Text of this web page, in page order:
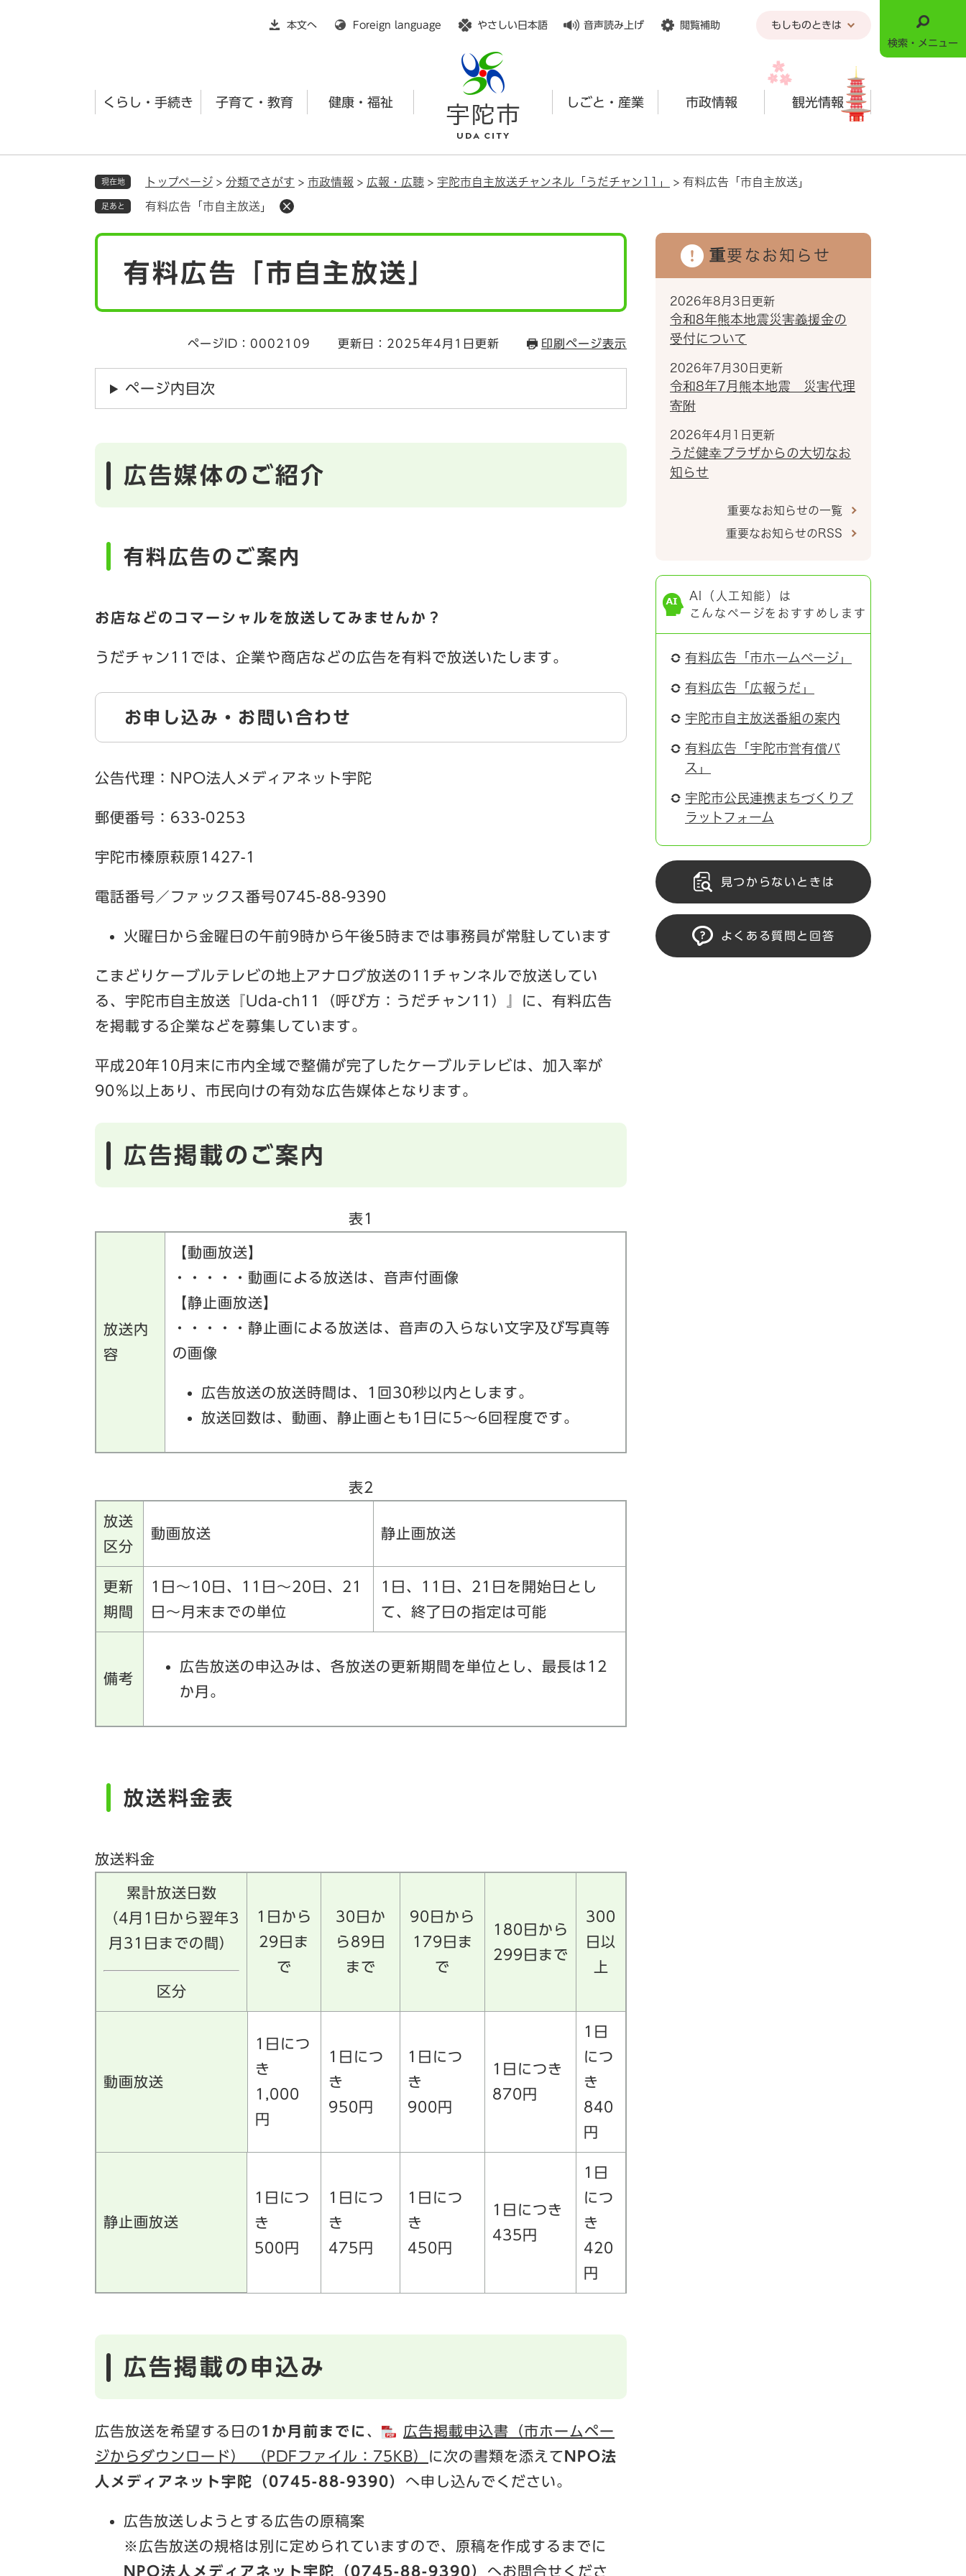
本文へ
Foreign language やさしい日本語 音声読み上げ 閲覧補助 もしものときは
くらし・手続き 子育て・教育 健康・福祉 しごと・産業 市政情報 観光情報
検索・メニュー
現在地 トップページ > 分類でさがす > 市政情報 > 広報・広聴 > 宇陀市自主放送チャンネル「うだチャン11」 > 有料広告「市自主放送」
足あと 有料広告「市自主放送」
有料広告「市自主放送」
ページID：0002109 更新日：2025年4月1日更新 印刷ページ表示
ページ内目次
広告媒体のご紹介
有料広告のご案内
お店などのコマーシャルを放送してみませんか？
うだチャン11では、企業や商店などの広告を有料で放送いたします。
お申し込み・お問い合わせ
公告代理：NPO法人メディアネット宇陀
郵便番号：633-0253
宇陀市榛原萩原1427-1
電話番号／ファックス番号0745-88-9390
火曜日から金曜日の午前9時から午後5時までは事務員が常駐しています
こまどりケーブルテレビの地上アナログ放送の11チャンネルで放送してい
る、宇陀市自主放送『Uda-ch11（呼び方：うだチャン11）』に、有料広告
を掲載する企業などを募集しています。
平成20年10月末に市内全域で整備が完了したケーブルテレビは、加入率が
90％以上あり、市民向けの有効な広告媒体となります。
広告掲載のご案内
表1
放送内
容
【動画放送】
・・・・・動画による放送は、音声付画像
【静止画放送】
・・・・・静止画による放送は、音声の入らない文字及び写真等
の画像
広告放送の放送時間は、1回30秒以内とします。
放送回数は、動画、静止画とも1日に5～6回程度です。
表2
放送
区分
動画放送 静止画放送
更新
期間
1日～10日、11日～20日、21
日～月末までの単位
1日、11日、21日を開始日とし
て、終了日の指定は可能
備考
広告放送の申込みは、各放送の更新期間を単位とし、最長は12
か月。
放送料金表
放送料金
累計放送日数
（4月1日から翌年3
月31日までの間）
区分
1日から
29日ま
で
30日か
ら89日
まで
90日から
179日ま
で
180日から
299日まで
300
日以
上
動画放送
1日につ
き
1,000
円
1日につ
き
950円
1日につ
き
900円
1日につき
870円
1日
につ
き
840
円
静止画放送
1日につ
き
500円
1日につ
き
475円
1日につ
き
450円
1日につき
435円
1日
につ
き
420
円
広告掲載の申込み
広告放送を希望する日の 1か月前までに 、
広告掲載申込書（市ホームペー
ジからダウンロード） （PDFファイル：75KB） に次の書類を添えて NPO法
人メディアネット宇陀（0745-88-9390） へ申し込んでください。
広告放送しようとする広告の原稿案
※広告放送の規格は別に定められていますので、原稿を作成するまでに
NPO法人メディアネット宇陀（0745-88-9390） へお問合せくださ
重要なお知らせ
2026年8月3日更新
令和8年熊本地震災害義援金の
受付について
2026年7月30日更新
令和8年7月熊本地震 災害代理
寄附
2026年4月1日更新
うだ健幸プラザからの大切なお
知らせ
重要なお知らせの一覧
重要なお知らせのRSS
AI（人工知能）は
こんなページをおすすめします
有料広告「市ホームページ」
有料広告「広報うだ」
宇陀市自主放送番組の案内
有料広告「宇陀市営有償バ
ス」
宇陀市公民連携まちづくりプ
ラットフォーム
見つからないときは
よくある質問と回答